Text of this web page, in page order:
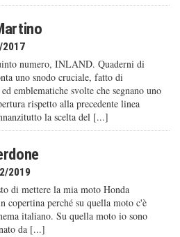
2017
numero, INLAND. Quaderni di
uno snodo cruciale, fatto di
emblematiche svolte che segnano uno
rispetto alla precedente linea
la scelta del [...]
2019
di mettere la mia moto Honda
copertina perché su quella moto c'è
italiano. Su quella moto io sono
da [...]